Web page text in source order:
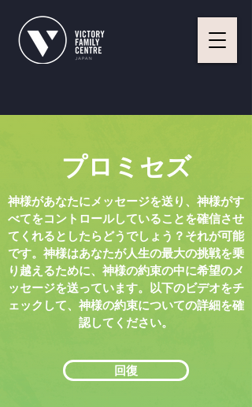
プロミセズ
神様があなたにメッセージを送り、神様がす
べてをコントロールしていることを確信させ
てくれるとしたらどうでしょう？それが可能
です。神様はあなたが人生の最大の挑戦を乗
り越えるために、神様の約束の中に希望のメ
ッセージを送っています。以下のビデオをチ
ェックして、神様の約束についての詳細を確
認してください。
回復